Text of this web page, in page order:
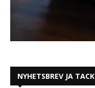
NYHETSBREV JA TACK